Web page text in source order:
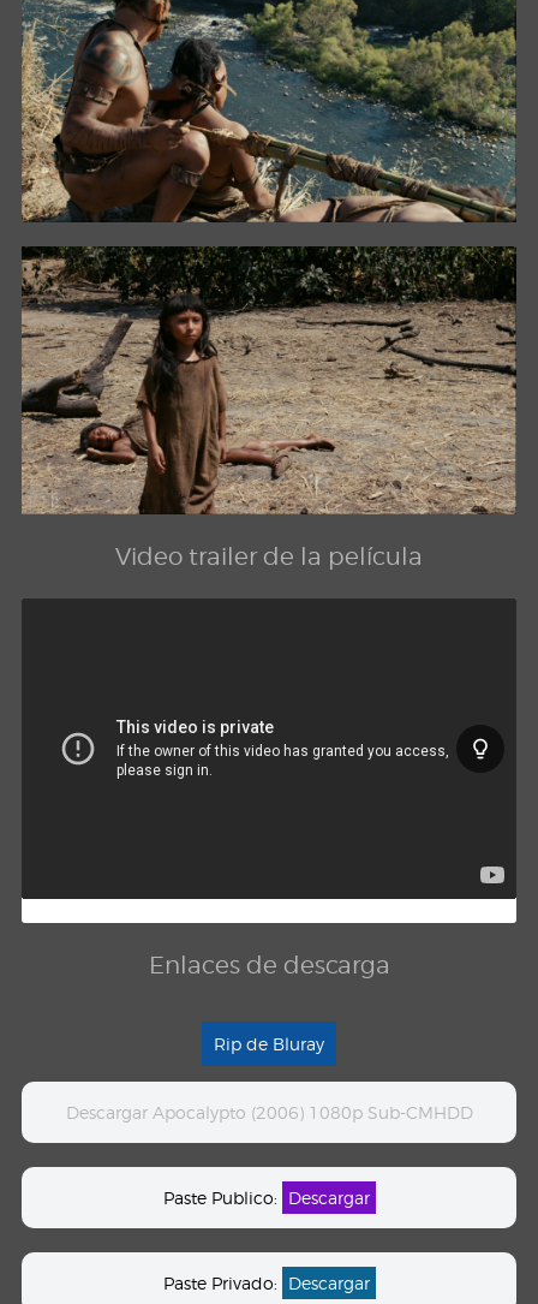
Video trailer de la película
Enlaces de descarga
Rip de Bluray
Descargar Apocalypto (2006) 1080p Sub-CMHDD
Paste Publico: Descargar
Paste Privado: Descargar